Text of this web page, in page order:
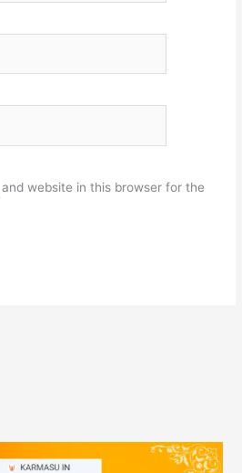
website in this browser for the